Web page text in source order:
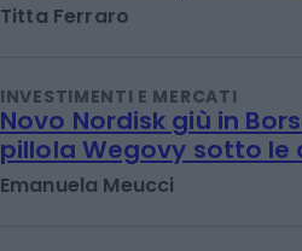
Titta Ferraro
INVESTIMENTI E MERCATI
Novo Nordisk giù in
pillola Wegovy sotto
Emanuela Meucci